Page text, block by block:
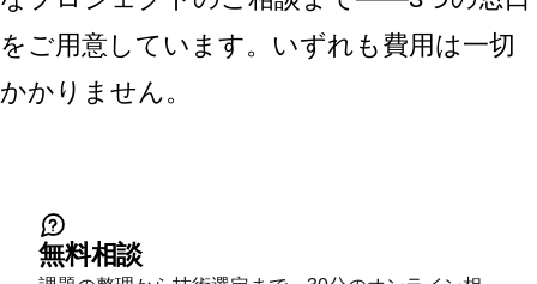
をご用意しています。いずれも費用は一切
かかりません。
無料相談